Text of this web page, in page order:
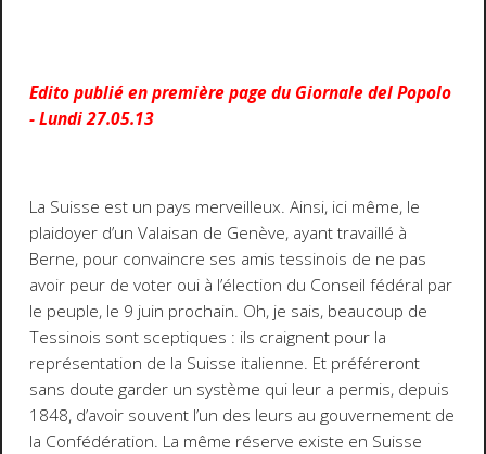
Edito publié en première page du Giornale del Popolo
- Lundi 27.05.13
La Suisse est un pays merveilleux. Ainsi, ici même, le
plaidoyer d’un Valaisan de Genève, ayant travaillé à
Berne, pour convaincre ses amis tessinois de ne pas
avoir peur de voter oui à l’élection du Conseil fédéral par
le peuple, le 9 juin prochain. Oh, je sais, beaucoup de
Tessinois sont sceptiques : ils craignent pour la
représentation de la Suisse italienne. Et préféreront
sans doute garder un système qui leur a permis, depuis
1848, d’avoir souvent l’un des leurs au gouvernement de
la Confédération. La même réserve existe en Suisse